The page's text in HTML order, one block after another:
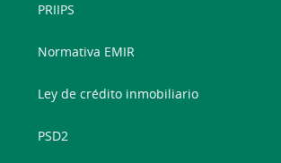
PRIIPS
Normativa EMIR
Ley de crédito inmobiliario
PSD2